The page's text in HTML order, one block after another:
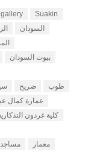
Suakin
السودان
بيوت السودان
ضريح
طوب
عمارة كمال
كلية غردون
مساجد
معمار